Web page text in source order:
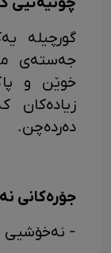
گورچیلە
جەستەی
خوێن و
دەردەچن.
جۆرەکانی
-